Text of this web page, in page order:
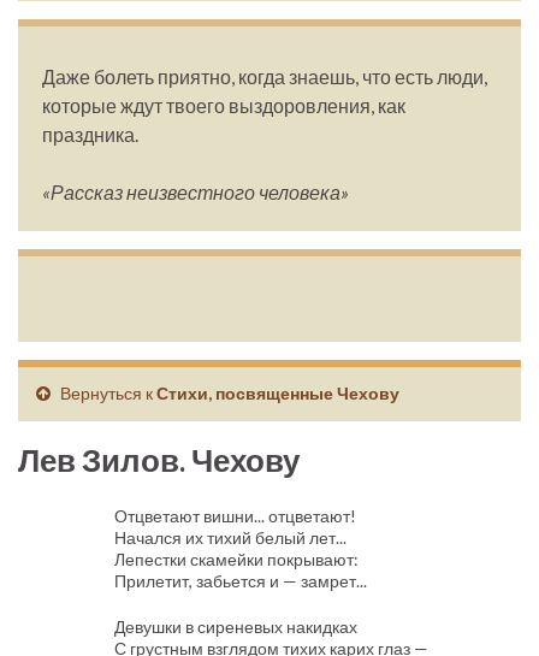
Даже болеть приятно, когда знаешь, что есть люди,
которые ждут твоего выздоровления, как
праздника.
«Рассказ неизвестного человека»
Вернуться кСтихи, посвященные Чехову
Лев Зилов. Чехову
Отцветают вишни... отцветают!
Начался их тихий белый лет...
Лепестки скамейки покрывают:
Прилетит, забьется и — замрет...
Девушки в сиреневых накидках
С грустным взглядом тихих карих глаз —